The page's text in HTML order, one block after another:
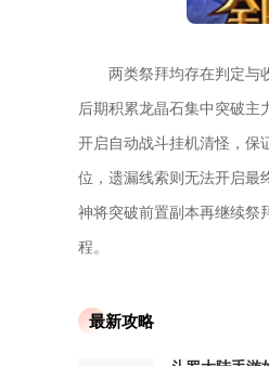
两类祭拜均存在判定与
后期积累龙晶石集中突破
开启自动战斗挂机清怪，保
位，遗漏线索则无法开启最
神将突破前置副本再继续祭
程。
最新攻略